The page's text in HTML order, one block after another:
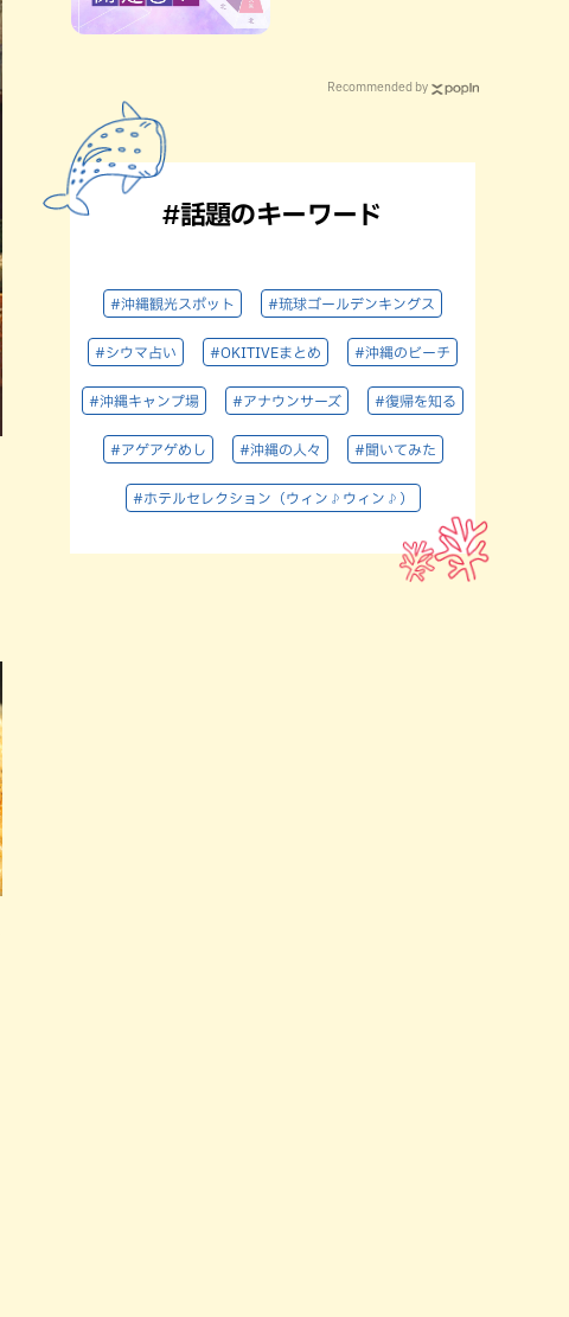
Recommended by
#話題のキーワード
#沖縄観光スポット #琉球ゴールデンキングス
#シウマ占い #OKITIVEまとめ #沖縄のビーチ
#沖縄キャンプ場 #アナウンサーズ #復帰を知る
#アゲアゲめし #沖縄の人々 #聞いてみた
#ホテルセレクション（ウィン♪ウィン♪）